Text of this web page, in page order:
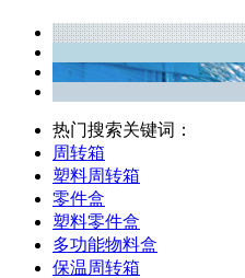
热门搜索关键词：
周转箱
塑料周转箱
零件盒
塑料零件盒
多功能物料盒
保温周转箱